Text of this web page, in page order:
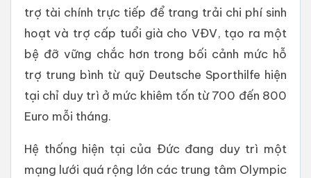
trợ tài chính trực tiếp để trang trải chi phí sinh
hoạt và trợ cấp tuổi già cho VĐV, tạo ra một
bệ đỡ vững chắc hơn trong bối cảnh mức hỗ
trợ trung bình từ quỹ Deutsche Sporthilfe hiện
tại chỉ duy trì ở mức khiêm tốn từ 700 đến 800
Euro mỗi tháng.
Hệ thống hiện tại của Đức đang duy trì một
mạng lưới quá rộng lớn các trung tâm Olympic